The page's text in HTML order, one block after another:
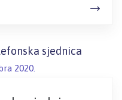
sjednica
2020.